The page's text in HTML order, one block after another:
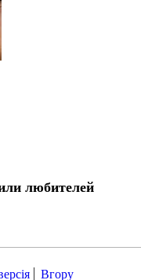
любителей
Вгору